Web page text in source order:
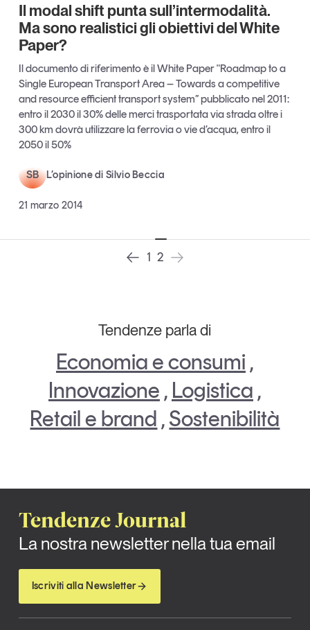
Un anno di
Tendenze2026
Leggi il magazine
Tendenze è il magazine di GS1 Italy che racconta in
consumo e dell’economia a professionisti e
consumatori
GS1 Italy
Il modal shift punta sull’intermodalità.
Ma sono realistici gli obiettivi del White
Paper?
Il documento di riferimento è il White Paper "Roadmap to a
Single European Transport Area – Towards a competitive
and resource efficient transport system” pubblicato nel 2011:
entro il 2030 il 30% delle merci trasportata via strada oltre i
300 km dovrà utilizzare la ferrovia o vie d’acqua, entro il
2050 il 50%
SB L’opinione di Silvio Beccia
21 marzo 2014
1 2
Tendenze parla di
Economia e consumi ,
Innovazione , Logistica ,
Retail e brand ,Sostenibilità
Tendenze Journal
La nostra newsletter nella tua email
Iscriviti alla Newsletter